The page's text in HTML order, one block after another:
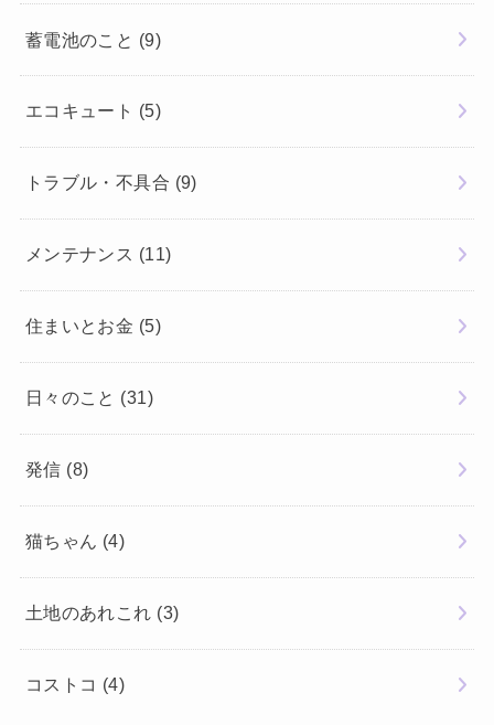
蓄電池のこと (9)
エコキュート (5)
トラブル・不具合 (9)
メンテナンス (11)
住まいとお金 (5)
日々のこと (31)
発信 (8)
猫ちゃん (4)
土地のあれこれ (3)
コストコ (4)